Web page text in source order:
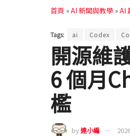
首頁 »AI 新聞與教學 »AI
Tags: ai Codex
開源維
6 個月
檻
by達小編